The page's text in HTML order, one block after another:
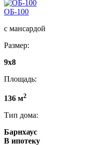
ОБ-100
с мансардой
Размер:
9х8
Площадь:
136 м2
Тип дома:
Барнхаус
В ипотеку